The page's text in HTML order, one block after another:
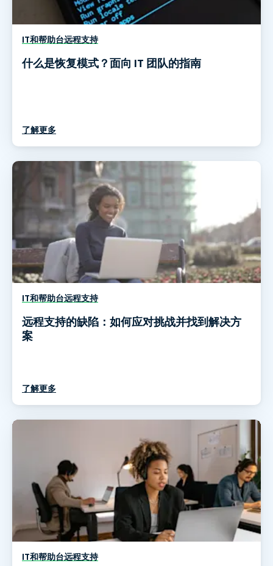
IT和帮助台远程支持
什么是恢复模式？面向 IT 团队的指南
了解更多
IT和帮助台远程支持
远程支持的缺陷：如何应对挑战并找到解决方
案
了解更多
IT和帮助台远程支持